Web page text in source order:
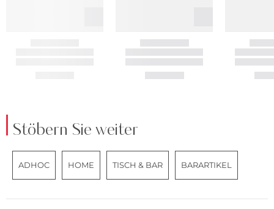
Stöbern Sie weiter
ADHOC HOME TISCH & BAR BARARTIKEL